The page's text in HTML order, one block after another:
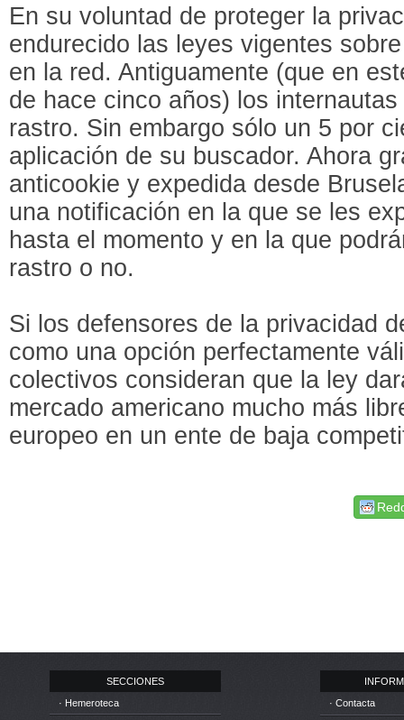
En su voluntad de proteger la
endurecido las leyes vigentes
en la red. Antiguamente (que en
de hace cinco años) los
rastro. Sin embargo sólo un 5 por
aplicación de su buscador. Ahora
anticookie y expedida desde
una notificación en la que se les
hasta el momento y en la que
rastro o no.
Si los defensores de la privacidad
como una opción perfectamente
colectivos consideran que la ley
mercado americano mucho más
europeo en un ente de baja
SECCIONES
· Hemeroteca
· Contacta